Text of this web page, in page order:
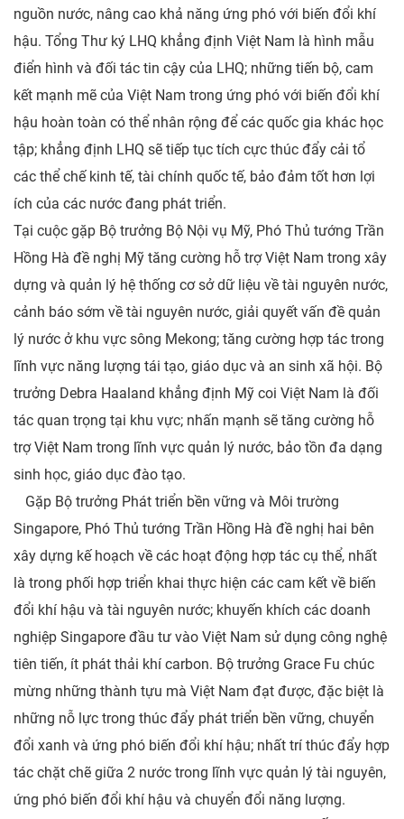
nguồn nước, nâng cao khả năng ứng phó với biến đổi khí
hậu. Tổng Thư ký LHQ khẳng định Việt Nam là hình mẫu
điển hình và đối tác tin cậy của LHQ; những tiến bộ, cam
kết mạnh mẽ của Việt Nam trong ứng phó với biến đổi khí
hậu hoàn toàn có thể nhân rộng để các quốc gia khác học
tập; khẳng định LHQ sẽ tiếp tục tích cực thúc đẩy cải tổ
các thể chế kinh tế, tài chính quốc tế, bảo đảm tốt hơn lợi
ích của các nước đang phát triển.
Tại cuộc gặp Bộ trưởng Bộ Nội vụ Mỹ, Phó Thủ tướng Trần
Hồng Hà đề nghị Mỹ tăng cường hỗ trợ Việt Nam trong xây
dựng và quản lý hệ thống cơ sở dữ liệu về tài nguyên nước,
cảnh báo sớm về tài nguyên nước, giải quyết vấn đề quản
lý nước ở khu vực sông Mekong; tăng cường hợp tác trong
lĩnh vực năng lượng tái tạo, giáo dục và an sinh xã hội. Bộ
trưởng Debra Haaland khẳng định Mỹ coi Việt Nam là đối
tác quan trọng tại khu vực; nhấn mạnh sẽ tăng cường hỗ
trợ Việt Nam trong lĩnh vực quản lý nước, bảo tồn đa dạng
sinh học, giáo dục đào tạo.
Gặp Bộ trưởng Phát triển bền vững và Môi trường
Singapore, Phó Thủ tướng Trần Hồng Hà đề nghị hai bên
xây dựng kế hoạch về các hoạt động hợp tác cụ thể, nhất
là trong phối hợp triển khai thực hiện các cam kết về biến
đổi khí hậu và tài nguyên nước; khuyến khích các doanh
nghiệp Singapore đầu tư vào Việt Nam sử dụng công nghệ
tiên tiến, ít phát thải khí carbon. Bộ trưởng Grace Fu chúc
mừng những thành tựu mà Việt Nam đạt được, đặc biệt là
những nỗ lực trong thúc đẩy phát triển bền vững, chuyển
đổi xanh và ứng phó biến đổi khí hậu; nhất trí thúc đẩy hợp
tác chặt chẽ giữa 2 nước trong lĩnh vực quản lý tài nguyên,
ứng phó biến đổi khí hậu và chuyển đổi năng lượng.